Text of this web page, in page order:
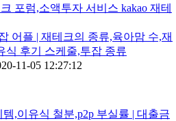
포럼,소액투자 서비스 kakao 재테
어플 | 재테크의 종류,육아맘 수,재
식 후기 스케줄,투잡 종류
11-05 12:27:12
,이유식 철분,p2p 부실률 | 대출금